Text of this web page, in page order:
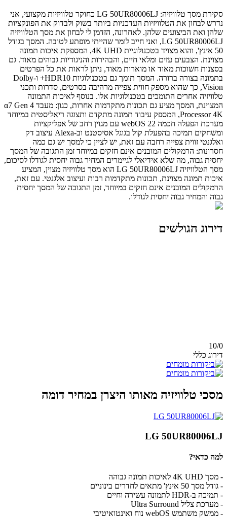
סקירת מסך טלוויזיה: LG 50UR80006LJ כחוקר טלוויזיות מקצועי, אני
נדרש לבחון את הטלוויזיות העדכניות ביותר בשוק ולבדוק את הפונקציות
שלהן ואת הביצועים שלהן. לאחרונה, הזדמן לי לבחון את מסך הטלוויזיה
LG 50UR80006LJ, ואני חייב לומר שהייתי מופתע לטובה. המסך בגודל
50 אינץ', והוא מצויד בטכנולוגיית 4K UHD, המספקת איכות תמונה
מצוינת. הצבעים עזים ומלאי חיים, והבהירות והניגודיות גבוהים מאוד. גם
בסצנות חשוכות מאוד או מוארות מאוד, ניתן לראות את כל הפרטים
בתמונה בצורה ברורה. המסך תומך גם בטכנולוגיות HDR10+ ו-Dolby
Vision, כך שהוא מספק חווית צפייה מרהיבה בסרטים, סדרות ותכני
טלוויזיה אחרים התומכים בטכנולוגיות אלו. בנוסף לאיכות התמונה
המצוינת, המסך מציע גם תכונות מתקדמות אחרות, כגון: מעבד α7 Gen 4
Processor 4K, המספק עיבוד תמונה מתקדם ותצוגה ריאליסטית במיוחד
מערכת הפעלה חכמה webOS 22 עם מגוין רחב של אפליקציות
ומשחקים תמיכה בהפעלת קול בגוגל אסיסטנט וב-Alexa עיצוב דק
ואלגנטי זווית צפייה רחבה עם זאת, יש לציין כי למסך יש גם כמה
חסרונות: הרמקולים המובנים אינם חזקים במיוחד זמן התגובה של המסך
יחסית גבוה, מה שלא אידיאלי לגיימרים המחיר גבוה יחסית לגודלו לסיכום,
מסך הטלוויזיה LG 50UR80006LJ הוא מסך טלוויזיה מצוין, המציע
איכות תמונה מצוינת, תכונות מתקדמות רבות ועיצוב אלגנטי. עם זאת,
הרמקולים המובנים אינם חזקים במיוחד, זמן התגובה של המסך יחסית
גבוה והמחיר גבוה יחסית לגודלו.
דירוג הגולשים
10/0
דירוג כללי
מסכי טלוויזיה מאותו היצרן במחיר דומה
LG 50UR80006LJ
למה כדאי?
- מסך 4K UHD לאיכות תמונה גבוהה
- גודל מסך 50 אינץ' מתאים לחדרים בינוניים
- תמיכה ב-HDR לתמונה עשירה וחיים
- מערכת צליל Ultra Surround
- ממשק משתמש webOS נוח ואינטואיטיבי